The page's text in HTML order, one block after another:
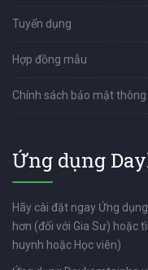
Tuyển dụng
Hợp đồng mẫu
Chính sách bảo mật
Ứng dụng
Hãy cài đặt ngay Ứng
hơn (đối với Gia Sư) hoặc
huynh hoặc Học viên)